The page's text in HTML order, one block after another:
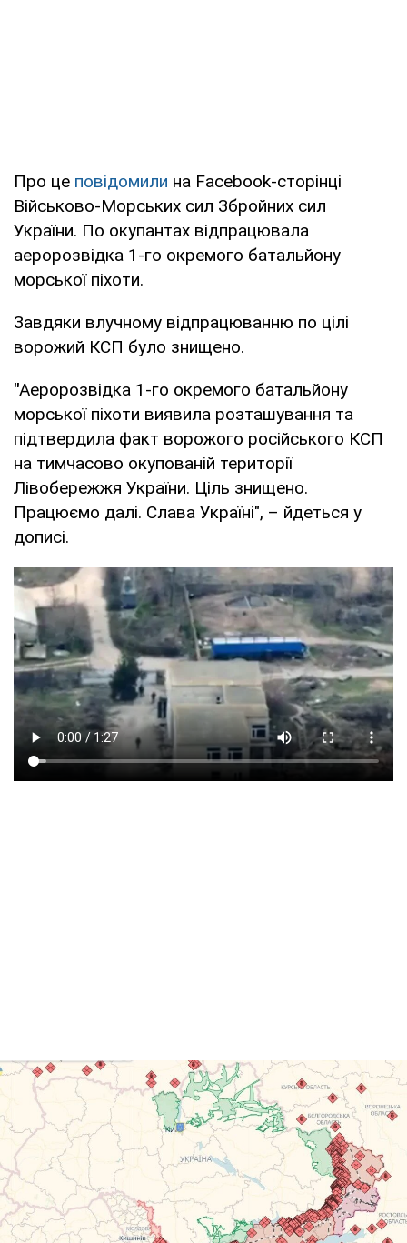
Про це повідомили на Facebook-сторінці
Військово-Морських сил Збройних сил
України. По окупантах відпрацювала
аеророзвідка 1-го окремого батальйону
морської піхоти.
Завдяки влучному відпрацюванню по цілі
ворожий КСП було знищено.
"Аеророзвідка 1-го окремого батальйону
морської піхоти виявила розташування та
підтвердила факт ворожого російського КСП
на тимчасово окупованій території
Лівобережжя України. Ціль знищено.
Працюємо далі. Слава Україні", – йдеться у
дописі.